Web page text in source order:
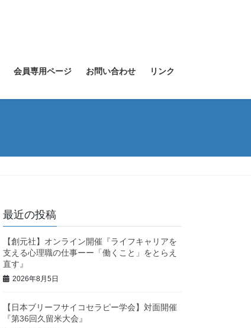
会員専用ページ お問い合わせ リンク
最近の投稿
【創元社】オンライン開催『ライフキャリアを
支える心理職の仕事ーー「働くこと」をとらえ
直す』
2026年8月5日
【日本ブリーフサイコセラピー学会】対面開催
『第36回久留米大会』